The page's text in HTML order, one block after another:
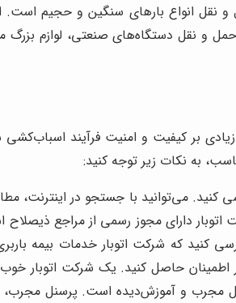
و نقل انواع بارهای سنگین و حجیم
دستگاه‌های صنعتی، لوازم بزرگ
بر کیفیت و امنیت فرآیند
به نکات زیر توجه کنید:
کنید. می‌توانید با جستجو در اینترنت،
اتوبار دارای مجوز رسمی از مراجع
کنید که شرکت اتوبار خدمات بیمه
اطمینان حاصل کنید. یک شرکت اتوبار
مجرب و آموزش‌دیده است. پرسنل